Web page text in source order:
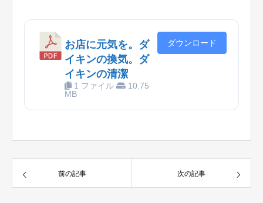
お店に元気を。ダ
イキンの換気。ダ
イキンの清潔
1 ファイル
10.75
MB
ダウンロード
前の記事 次の記事